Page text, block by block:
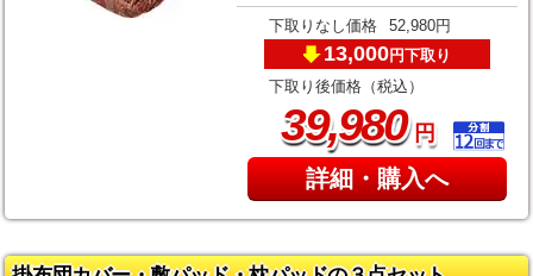
下取りなし価格 52,980円
13,000円下取り
下取り後価格（税込）
39,980円
詳細・購入へ